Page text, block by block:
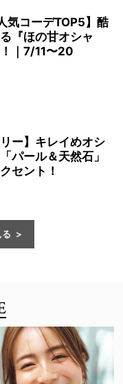
気コーデTOP5】酷
『ほの甘オシャ
｜7/11〜20
リー】キレイめオシ
パール＆天然石」
セント！